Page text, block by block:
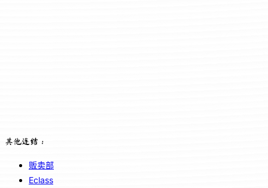
其他连结：
贩卖部
Eclass